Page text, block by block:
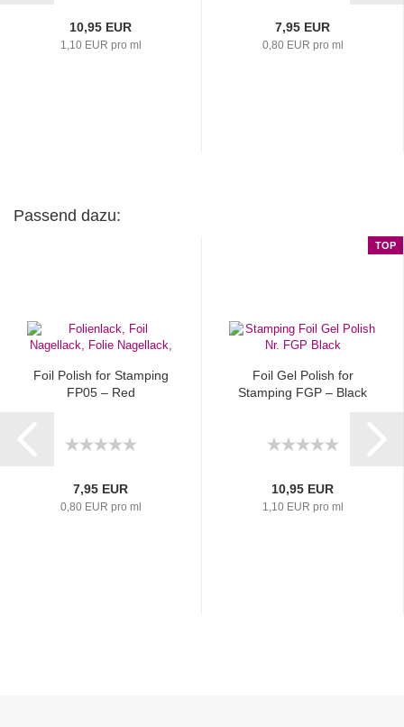
10,95 EUR
1,10 EUR pro ml
7,95 EUR
0,80 EUR pro ml
Passend dazu:
Foil Polish for Stamping
FP05 – Red
7,95 EUR
0,80 EUR pro ml
TOP
Foil Gel Polish for
Stamping FGP – Black
10,95 EUR
1,10 EUR pro ml